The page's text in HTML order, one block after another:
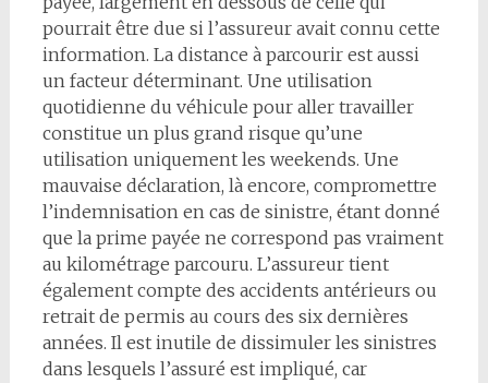
pourrait être due si l’assureur avait connu cette
information. La distance à parcourir est aussi
un facteur déterminant. Une utilisation
quotidienne du véhicule pour aller travailler
constitue un plus grand risque qu’une
utilisation uniquement les weekends. Une
mauvaise déclaration, là encore, compromettre
l’indemnisation en cas de sinistre, étant donné
que la prime payée ne correspond pas vraiment
au kilométrage parcouru. L’assureur tient
également compte des accidents antérieurs ou
retrait de permis au cours des six dernières
années. Il est inutile de dissimuler les sinistres
dans lesquels l’assuré est impliqué, car